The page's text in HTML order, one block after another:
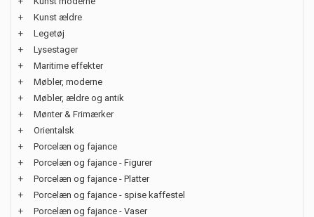
+
Kunst ældre
+
Legetøj
+
Lysestager
+
Maritime effekter
+
Møbler, moderne
+
Møbler, ældre og antik
+
Mønter & Frimærker
+
Orientalsk
+
Porcelæn og fajance
+
Porcelæn og fajance - Figurer
+
Porcelæn og fajance - Platter
+
Porcelæn og fajance - spise kaffestel
+
Porcelæn og fajance - Vaser